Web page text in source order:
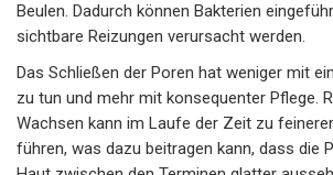
Beulen. Dadurch können Bakterien
sichtbare Reizungen verursacht werden.
Das Schließen der Poren hat weniger mit
zu tun und mehr mit konsequenter Pflege.
Wachsen kann im Laufe der Zeit zu
führen, was dazu beitragen kann, dass die